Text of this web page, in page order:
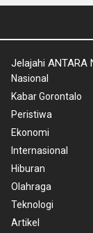
Jelajahi ANTARA
Nasional
Kabar Gorontalo
Peristiwa
Ekonomi
Internasional
Hiburan
Olahraga
Teknologi
Artikel